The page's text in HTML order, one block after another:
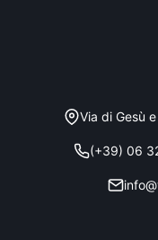
Via di Gesù
(+39) 06